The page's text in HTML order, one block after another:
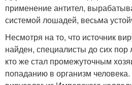
применение антител,
системой лошадей, весьма
Несмотря на то, что источник
найден, специалисты до сих
кто же стал промежуточным
попаданию в организм